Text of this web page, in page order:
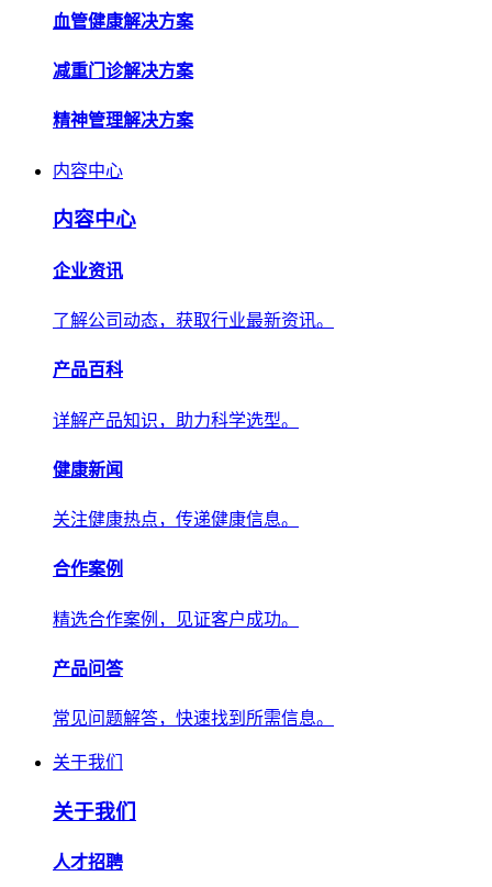
血管健康解决方案
减重门诊解决方案
精神管理解决方案
内容中心
内容中心
企业资讯
了解公司动态，获取行业最新资讯。
产品百科
详解产品知识，助力科学选型。
健康新闻
关注健康热点，传递健康信息。
合作案例
精选合作案例，见证客户成功。
产品问答
常见问题解答，快速找到所需信息。
关于我们
关于我们
人才招聘